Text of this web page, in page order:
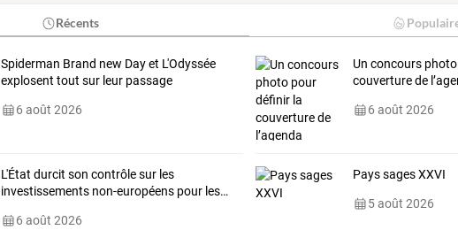
Récents
Spiderman Brand new Day et L'Odyssée
explosent tout sur leur passage
6 août 2026
Un concours
couverture de
6 août 2026
L'État durcit son contrôlesurles
investissementsnon-européenspourles…
6 août 2026
Pays sages XXVI
5 août 2026